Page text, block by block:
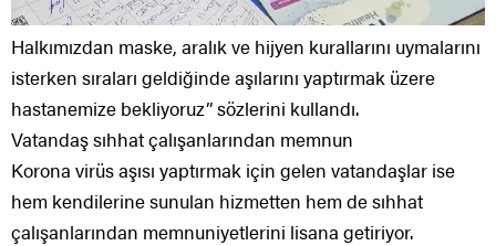
Halkımızdan maske, aralık ve hijyen kurallarını uymalarını
isterken sıraları geldiğinde aşılarını yaptırmak üzere
hastanemize bekliyoruz” sözlerini kullandı.
Vatandaş sıhhat çalışanlarından memnun
Korona virüs aşısı yaptırmak için gelen vatandaşlar ise
hem kendilerine sunulan hizmetten hem de sıhhat
çalışanlarından memnuniyetlerini lisana getiriyor.